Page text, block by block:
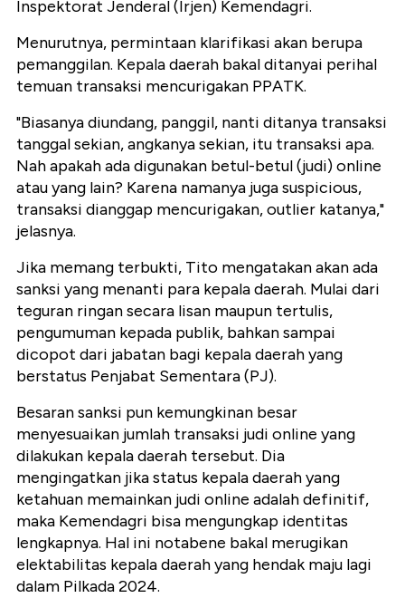
Inspektorat Jenderal (Irjen) Kemendagri.
Menurutnya, permintaan klarifikasi akan berupa
pemanggilan. Kepala daerah bakal ditanyai perihal
temuan transaksi mencurigakan PPATK.
"Biasanya diundang, panggil, nanti ditanya transaksi
tanggal sekian, angkanya sekian, itu transaksi apa.
Nah apakah ada digunakan betul-betul (judi) online
atau yang lain? Karena namanya juga suspicious,
transaksi dianggap mencurigakan, outlier katanya,"
jelasnya.
Jika memang terbukti, Tito mengatakan akan ada
sanksi yang menanti para kepala daerah. Mulai dari
teguran ringan secara lisan maupun tertulis,
pengumuman kepada publik, bahkan sampai
dicopot dari jabatan bagi kepala daerah yang
berstatus Penjabat Sementara (PJ).
Besaran sanksi pun kemungkinan besar
menyesuaikan jumlah transaksi judi online yang
dilakukan kepala daerah tersebut. Dia
mengingatkan jika status kepala daerah yang
ketahuan memainkan judi online adalah definitif,
maka Kemendagri bisa mengungkap identitas
lengkapnya. Hal ini notabene bakal merugikan
elektabilitas kepala daerah yang hendak maju lagi
dalam Pilkada 2024.